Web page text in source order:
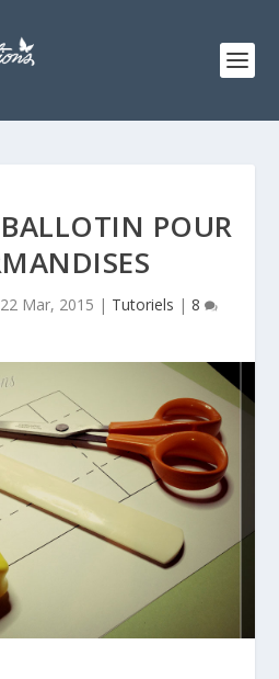
POUR
22 Mar, 2015 | Tutoriels | 8